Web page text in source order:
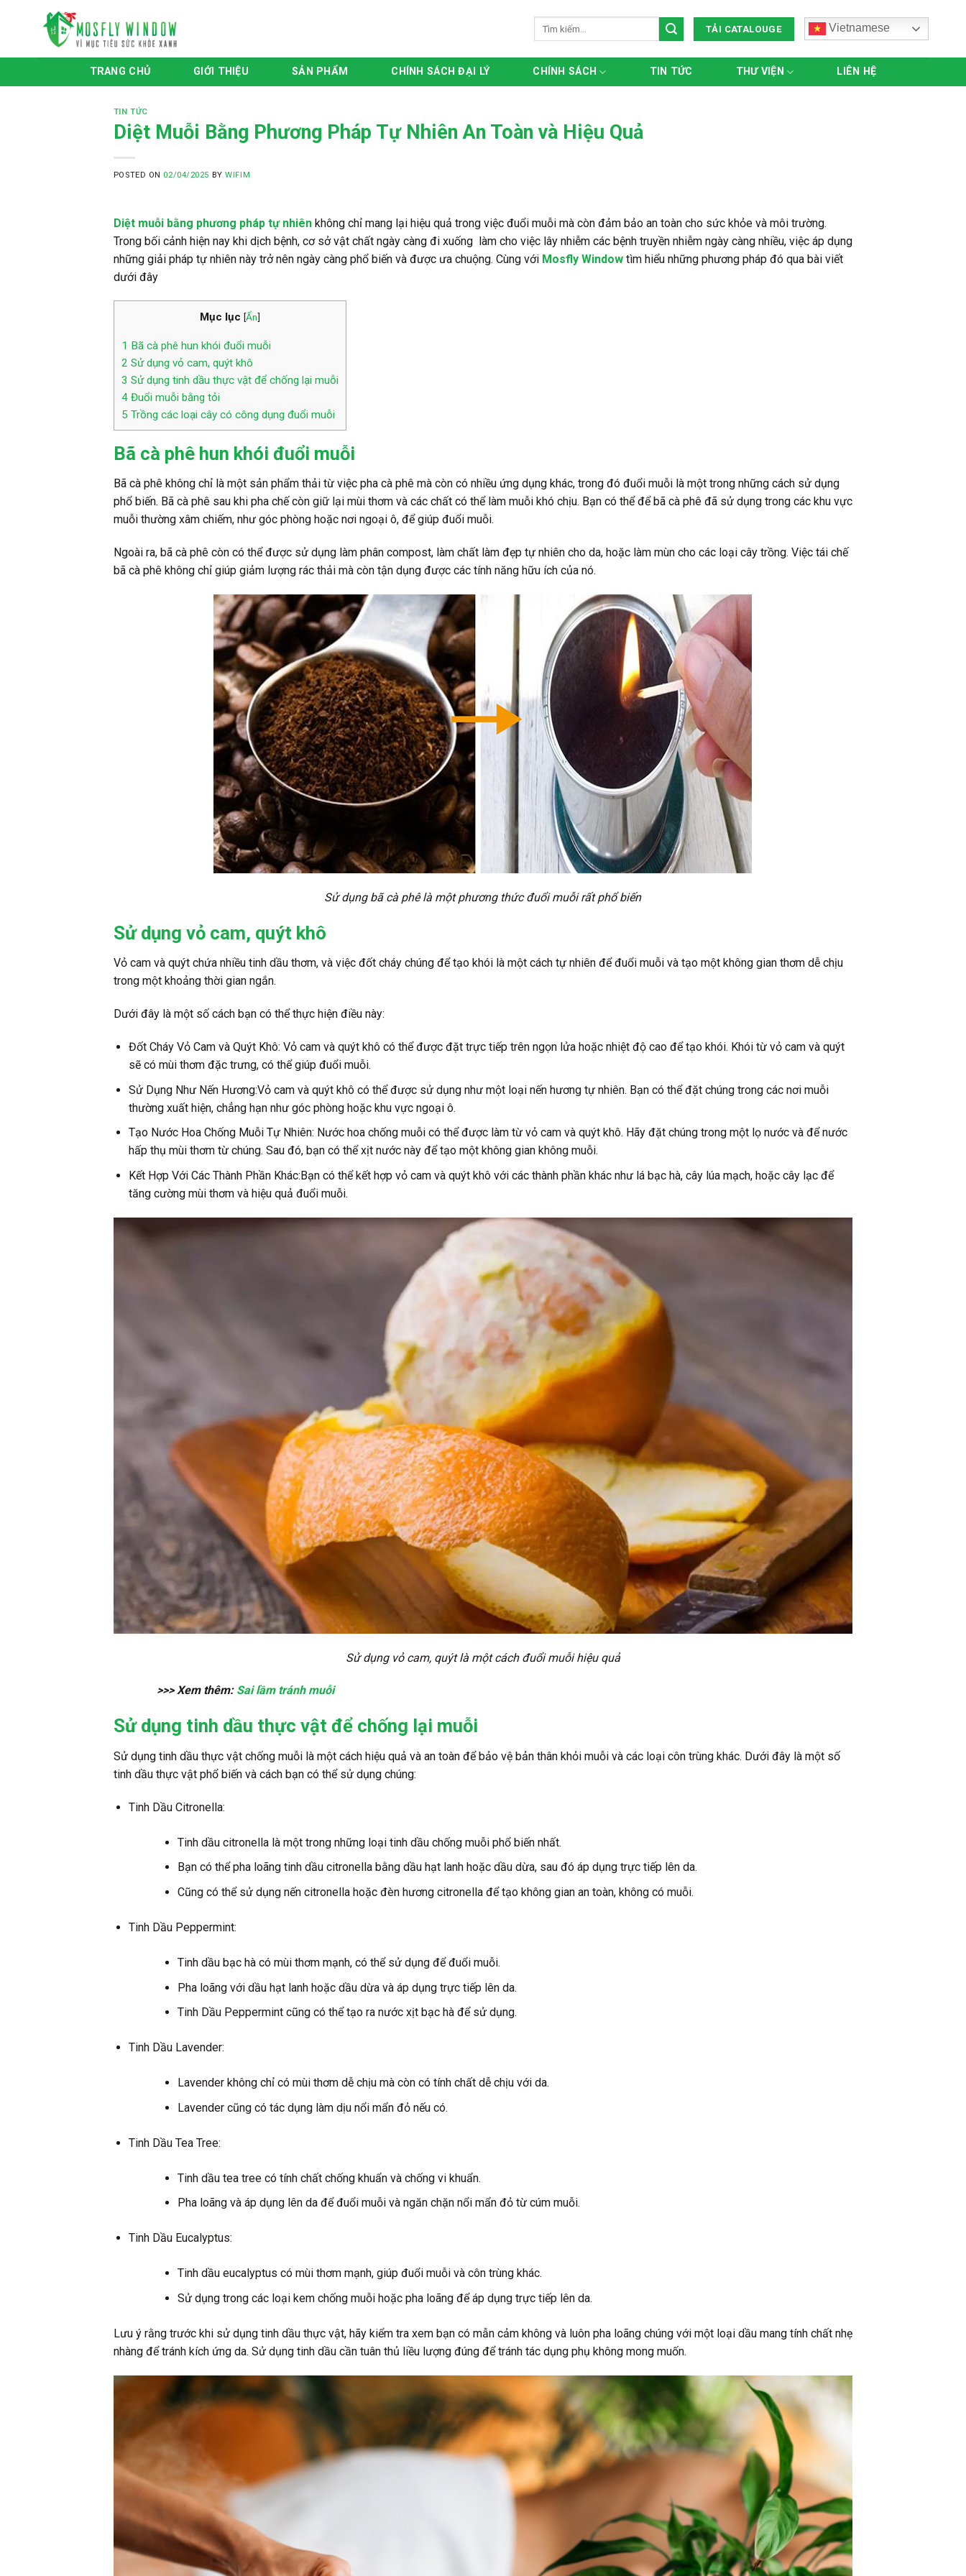
TẢI CATALOUGE Vietnamese
TRANG CHỦ GIỚI THIỆU SẢN PHẨM CHÍNH SÁCH ĐẠI LÝ CHÍNH SÁCH TIN TỨC THƯ VIỆN LIÊN HỆ
TIN TỨC
Diệt Muỗi Bằng Phương Pháp Tự Nhiên An Toàn và Hiệu Quả
POSTED ON 02/04/2025 BYWIFIM
Diệt muỗi bằng phương pháp tự nhiênkhông chỉ mang lại hiệu quả trong việc đuổi muỗi mà còn đảm bảo an toàn cho sức khỏe và môi trường.
Trong bối cảnh hiện nay khi dịch bệnh, cơ sở vật chất ngày càng đi xuống làm cho việc lây nhiễm các bệnh truyền nhiễm ngày càng nhiều, việc áp dụng
những giải pháp tự nhiên này trở nên ngày càng phổ biến và được ưa chuộng. Cùng với Mosfly Windowtìm hiểu những phương pháp đó qua bài viết
dưới đây
Mục lục [Ẩn]
1 Bã cà phê hun khói đuổi muỗi
2 Sử dụng vỏ cam, quýt khô
3 Sử dụng tinh dầu thực vật để chống lại muỗi
4Đuổi muỗi bằng tỏi
5 Trồng các loại cây có công dụng đuổi muỗi
Bã cà phê hun khói đuổi muỗi
Bã cà phê không chỉ là một sản phẩm thải từ việc pha cà phê mà còn có nhiều ứng dụng khác, trong đó đuổi muỗi là một trong những cách sử dụng
phổ biến. Bã cà phê sau khi pha chế còn giữ lại mùi thơm và các chất có thể làm muỗi khó chịu. Bạn có thể để bã cà phê đã sử dụng trong các khu vực
muỗi thường xâm chiếm, như góc phòng hoặc nơi ngoại ô, để giúp đuổi muỗi.
Ngoài ra, bã cà phê còn có thể được sử dụng làm phân compost, làm chất làm đẹp tự nhiên cho da, hoặc làm mùn cho các loại cây trồng. Việc tái chế
bã cà phê không chỉ giúp giảm lượng rác thải mà còn tận dụng được các tính năng hữu ích của nó.
Sử dụng bã cà phê là một phương thức đuổi muỗi rất phổ biến
Sử dụng vỏ cam, quýt khô
Vỏ cam và quýt chứa nhiều tinh dầu thơm, và việc đốt cháy chúng để tạo khói là một cách tự nhiên để đuổi muỗi và tạo một không gian thơm dễ chịu
trong một khoảng thời gian ngắn.
Dưới đây là một số cách bạn có thể thực hiện điều này:
Đốt Cháy Vỏ Cam và Quýt Khô: Vỏ cam và quýt khô có thể được đặt trực tiếp trên ngọn lửa hoặc nhiệt độ cao để tạo khói. Khói từ vỏ cam và quýt
sẽ có mùi thơm đặc trưng, có thể giúp đuổi muỗi.
Sử Dụng Như Nến Hương:Vỏ cam và quýt khô có thể được sử dụng như một loại nến hương tự nhiên. Bạn có thể đặt chúng trong các nơi muỗi
thường xuất hiện, chẳng hạn như góc phòng hoặc khu vực ngoại ô.
Tạo Nước Hoa Chống Muỗi Tự Nhiên: Nước hoa chống muỗi có thể được làm từ vỏ cam và quýt khô. Hãy đặt chúng trong một lọ nước và để nước
hấp thụ mùi thơm từ chúng. Sau đó, bạn có thể xịt nước này để tạo một không gian không muỗi.
Kết Hợp Với Các Thành Phần Khác:Bạn có thể kết hợp vỏ cam và quýt khô với các thành phần khác như lá bạc hà, cây lúa mạch, hoặc cây lạc để
tăng cường mùi thơm và hiệu quả đuổi muỗi.
Sử dụng vỏ cam, quýt là một cách đuổi muỗi hiệu quả
>>> Xem thêm: Sai lầm tránh muỗi
Sử dụng tinh dầu thực vật để chống lại muỗi
Sử dụng tinh dầu thực vật chống muỗi là một cách hiệu quả và an toàn để bảo vệ bản thân khỏi muỗi và các loại côn trùng khác. Dưới đây là một số
tinh dầu thực vật phổ biến và cách bạn có thể sử dụng chúng:
Tinh Dầu Citronella:
Tinh dầu citronella là một trong những loại tinh dầu chống muỗi phổ biến nhất.
Bạn có thể pha loãng tinh dầu citronella bằng dầu hạt lanh hoặc dầu dừa, sau đó áp dụng trực tiếp lên da.
Cũng có thể sử dụng nến citronella hoặc đèn hương citronella để tạo không gian an toàn, không có muỗi.
Tinh Dầu Peppermint:
Tinh dầu bạc hà có mùi thơm mạnh, có thể sử dụng để đuổi muỗi.
Pha loãng với dầu hạt lanh hoặc dầu dừa và áp dụng trực tiếp lên da.
Tinh Dầu Peppermint cũng có thể tạo ra nước xịt bạc hà để sử dụng.
Tinh Dầu Lavender:
Lavender không chỉ có mùi thơm dễ chịu mà còn có tính chất dễ chịu với da.
Lavender cũng có tác dụng làm dịu nổi mẩn đỏ nếu có.
Tinh Dầu Tea Tree:
Tinh dầu tea tree có tính chất chống khuẩn và chống vi khuẩn.
Pha loãng và áp dụng lên da để đuổi muỗi và ngăn chặn nổi mẩn đỏ từ cúm muỗi.
Tinh Dầu Eucalyptus:
Tinh dầu eucalyptus có mùi thơm mạnh, giúp đuổi muỗi và côn trùng khác.
Sử dụng trong các loại kem chống muỗi hoặc pha loãng để áp dụng trực tiếp lên da.
Lưu ý rằng trước khi sử dụng tinh dầu thực vật, hãy kiểm tra xem bạn có mẫn cảm không và luôn pha loãng chúng với một loại dầu mang tính chất nhẹ
nhàng để tránh kích ứng da. Sử dụng tinh dầu cần tuân thủ liều lượng đúng để tránh tác dụng phụ không mong muốn.